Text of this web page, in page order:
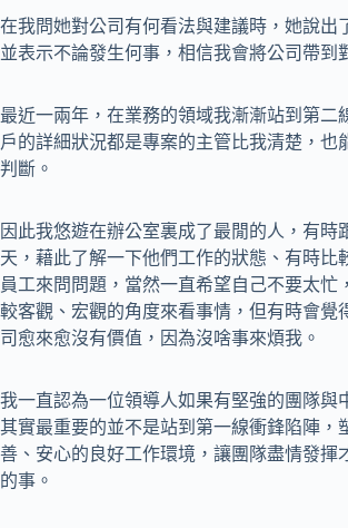
在我問她對公司有何看法與建議時，她說出
並表示不論發生何事，相信我會將公司帶到
最近一兩年，在業務的領域我漸漸站到第二
戶的詳細狀況都是專案的主管比我清楚，也
判斷。
因此我悠遊在辦公室裏成了最閒的人，有時
天，藉此了解一下他們工作的狀態、有時比
員工來問問題，當然一直希望自己不要太忙
較客觀、宏觀的角度來看事情，但有時會覺
司愈來愈沒有價值，因為沒啥事來煩我。
我一直認為一位領導人如果有堅強的團隊與
其實最重要的並不是站到第一線衝鋒陷陣，
善、安心的良好工作環境，讓團隊盡情發揮
的事。